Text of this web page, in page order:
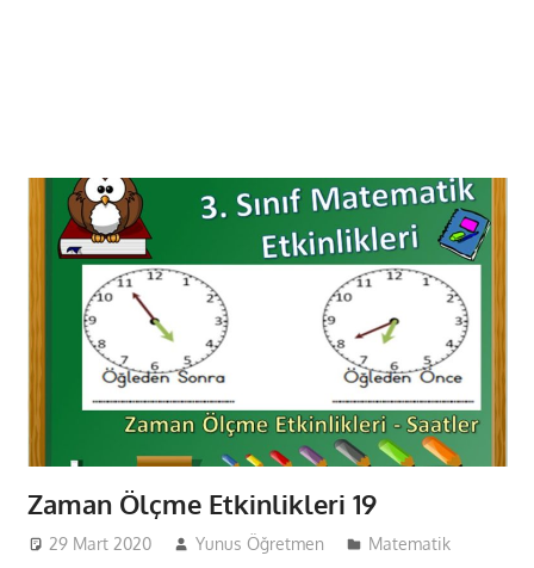
Zaman Ölçme Etkinlikleri 19
29 Mart 2020 Yunus Öğretmen Matematik